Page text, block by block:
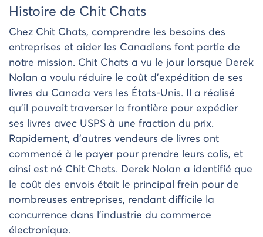
Histoire de Chit Chats
Chez Chit Chats, comprendre les besoins des
entreprises et aider les Canadiens font partie de
notre mission. Chit Chats a vu le jour lorsque Derek
Nolan a voulu réduire le coût d’expédition de ses
livres du Canada vers les États-Unis. Il a réalisé
qu’il pouvait traverser la frontière pour expédier
ses livres avec USPS à une fraction du prix.
Rapidement, d’autres vendeurs de livres ont
commencé à le payer pour prendre leurs colis, et
ainsi est né Chit Chats. Derek Nolan a identifié que
le coût des envois était le principal frein pour de
nombreuses entreprises, rendant difficile la
concurrence dans l’industrie du commerce
électronique.